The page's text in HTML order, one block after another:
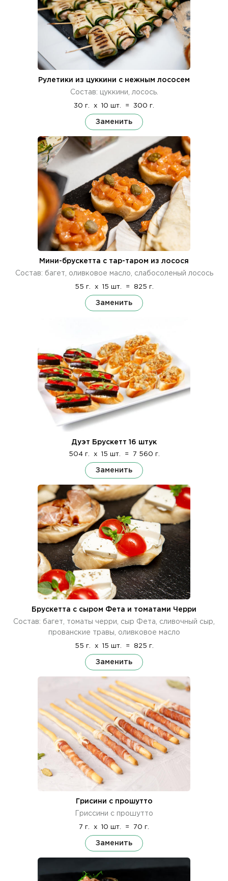
Рулетики из цуккини с нежным лососем
Состав: цуккини, лосось.
30 г. x 10 шт. = 300 г.
Заменить
Мини-брускетта с тар-таром из лосося
Состав: багет, оливковое масло, слабосоленый лосось
55 г. x 15 шт. = 825 г.
Заменить
Дуэт Брускетт 16 штук
504 г. x 15 шт. = 7 560 г.
Заменить
Брускетта с сыром Фета и томатами Черри
Состав: багет, томаты черри, сыр Фета, сливочный сыр,
прованские травы, оливковое масло
55 г. x 15 шт. = 825 г.
Заменить
Грисини с прошутто
Гриссини с прошутто
7 г. x 10 шт. = 70 г.
Заменить